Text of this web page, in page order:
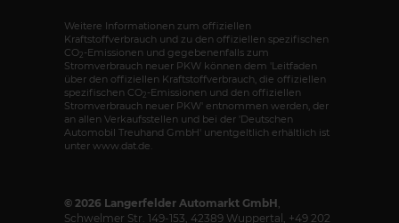
Weitere Informationen zum offiziellen
Kraftstoffverbrauch und zu den offiziellen spezifischen
CO2 -Emissionen und gegebenenfalls zum
Stromverbrauch neuer PKW können dem 'Leitfaden
über den offiziellen Kraftstoffverbrauch, die offiziellen
spezifischen CO2 -Emissionen und den offiziellen
Stromverbrauch neuer PKW' entnommen werden, der
an allen Verkaufsstellen und bei der 'Deutschen
Automobil Treuhand GmbH' unentgeltlich erhältlich ist
unter www.dat.de.
© 2026 Langerfelder Automarkt GmbH,
Schwelmer Str. 149-153, 42389 Wuppertal, +49 202